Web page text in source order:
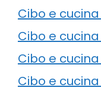
Cibo e
Cibo e
Cibo e
Cibo e